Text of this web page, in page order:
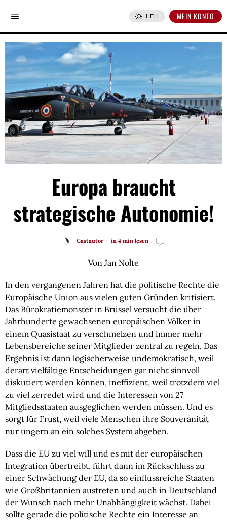
HELL MEIN KONTO
Europa braucht
strategische Autonomie!
Gastautor in 4 min lesen
Von Jan Nolte
In den vergangenen Jahren hat die politische Rechte die
Europäische Union aus vielen guten Gründen kritisiert.
Das Bürokratiemonster in Brüssel versucht die über
Jahrhunderte gewachsenen europäischen Völker in
einem Quasistaat zu verschmelzen und immer mehr
Lebensbereiche seiner Mitglieder zentral zu regeln. Das
Ergebnis ist dann logischerweise undemokratisch, weil
derart vielfältige Entscheidungen gar nicht sinnvoll
diskutiert werden können, ineffizient, weil trotzdem viel
zu viel zerredet wird und die Interessen von 27
Mitgliedsstaaten ausgeglichen werden müssen. Und es
sorgt für Frust, weil viele Menschen ihre Souveränität
nur ungern an ein solches System abgeben.
Dass die EU zu viel will und es mit der europäischen
Integration übertreibt, führt dann im Rückschluss zu
einer Schwächung der EU, da so einflussreiche Staaten
wie Großbritannien austreten und auch in Deutschland
der Wunsch nach mehr Unabhängigkeit wächst. Dabei
sollte gerade die politische Rechte ein Interesse an